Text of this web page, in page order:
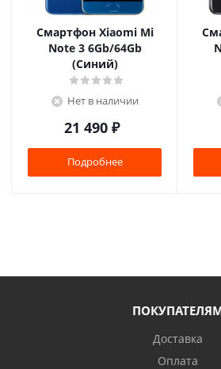
Смартфон Xiaomi Mi
Note 3 6Gb/64Gb
(Синий)
Нет в наличии
21 490 ₽
Подробнее
Доставка
Оплата